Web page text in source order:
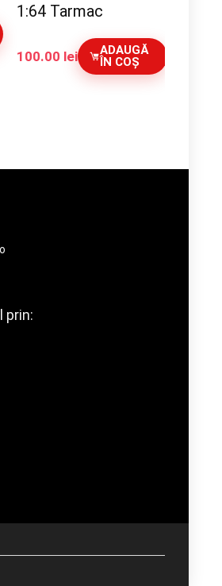
1:64 Tarmac
100.00 lei
ADAUGĂ
ÎN COȘ
prin: